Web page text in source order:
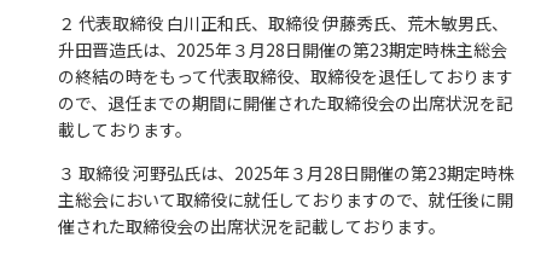
２ 代表取締役 白川正和氏、取締役 伊藤秀氏、荒木敏男氏、
升田晋造氏は、2025年３月28日開催の第23期定時株主総会
の終結の時をもって代表取締役、取締役を退任しております
ので、退任までの期間に開催された取締役会の出席状況を記
載しております。
３ 取締役 河野弘氏は、2025年３月28日開催の第23期定時株
主総会において取締役に就任しておりますので、就任後に開
催された取締役会の出席状況を記載しております。